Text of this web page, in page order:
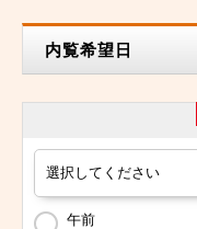
内覧希望日
午前